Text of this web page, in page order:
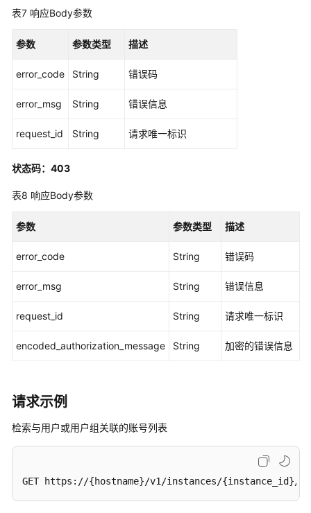
和
限
联
用
用
组
配
查
询
账
配
表7 响应Body参数
参数 参数类型 描述
error_code String 错误码
error_msg String 错误信息
request_id String 请求唯一标识
状态码：403
表8 响应Body参数
参数 参数类型 描述
error_code String 错误码
error_msg String 错误信息
request_id String 请求唯一标识
encoded_authorization_message String 加密的错误信息
请求示例
检索与用户或用户组关联的账号列表
GET https://{hostname}/v1/instances/{instance_id}/